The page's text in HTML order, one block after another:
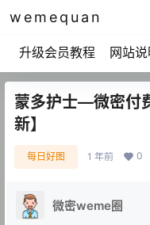
wemequan
升级会员教程 网站说
蒙多护士—微密付
新】
每日好图 1 年前 0
微密weme圈